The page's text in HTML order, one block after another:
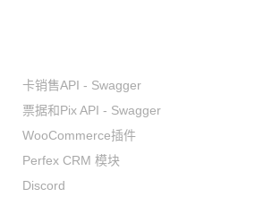
卡销售API - Swagger
票据和Pix API - Swagger
WooCommerce插件
Perfex CRM 模块
Discord